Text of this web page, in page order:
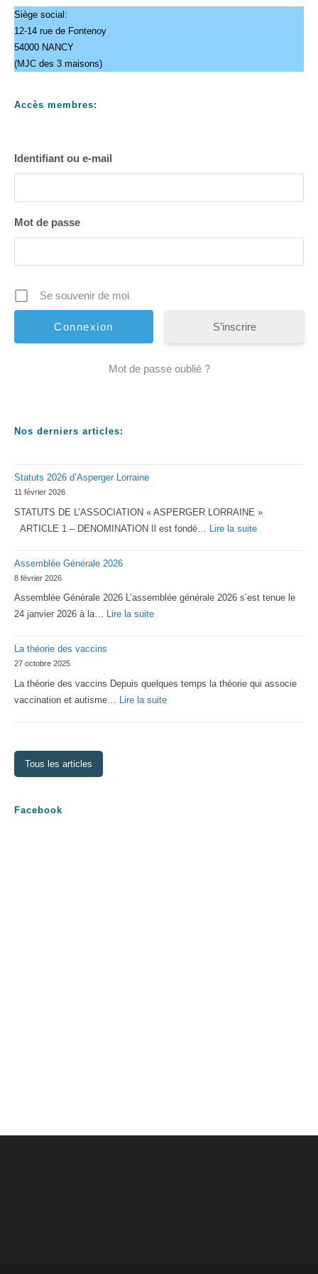
Siège social:
12-14 rue de Fontenoy
54000 NANCY
(MJC des 3 maisons)
Accès membres:
Identifiant ou e-mail
Mot de passe
Se souvenir de moi
S’inscrire
Mot de passe oublié ?
Nos derniers articles:
Statuts 2026 d’Asperger Lorraine
11 février 2026
STATUTS DE L’ASSOCIATION « ASPERGER LORRAINE »
ARTICLE 1 – DENOMINATION Il est fondé… Lire la suite:
Lorraine
Assemblée Générale 2026
8 février 2026
Assemblée Générale 2026 L’assemblée générale 2026 s’est tenue le
24 janvier 2026 à la… Lire la suite:
La théorie des vaccins
27 octobre 2025
La théorie des vaccins Depuis quelques temps la théorie qui associe
vaccination et autisme… Lire la suite:
Tous les articles
Facebook